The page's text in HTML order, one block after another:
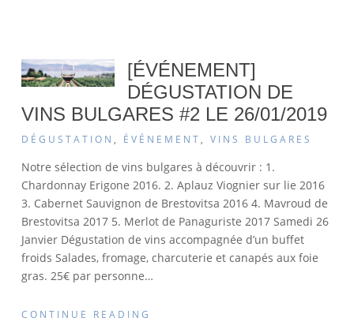
[ÉVÉNEMENT]
DÉGUSTATION DE
VINS BULGARES #2 LE 26/01/2019
DÉGUSTATION , ÉVÉNEMENT , VINS BULGARES
Notre sélection de vins bulgares à découvrir : 1.
Chardonnay Erigone 2016. 2. Aplauz Viognier sur lie 2016
3. Cabernet Sauvignon de Brestovitsa 2016 4. Mavroud de
Brestovitsa 2017 5. Merlot de Panaguriste 2017 Samedi 26
Janvier Dégustation de vins accompagnée d’un buffet
froids Salades, fromage, charcuterie et canapés aux foie
gras. 25€ par personne…
CONTINUE READING